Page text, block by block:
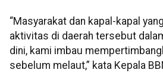
“Masyarakat dan kapal-kapal
aktivitas di daerah tersebut
dini, kami imbau
sebelum melaut,” kata Kepala